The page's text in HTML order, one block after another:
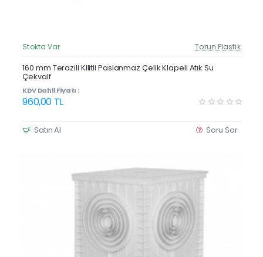
Güncel Fiyat
Stokta Var Torun Plastik
160 mm Terazili Kilitli Paslanmaz Çelik Klapeli Atık Su
Çekvalf
KDV Dahil Fiyatı :
960,00 TL
Satın Al Soru Sor